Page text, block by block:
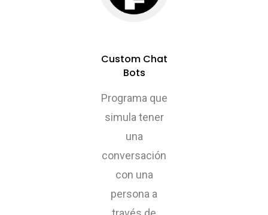
Custom Chat
Bots
Programa que
simula tener
una
conversación
con una
persona a